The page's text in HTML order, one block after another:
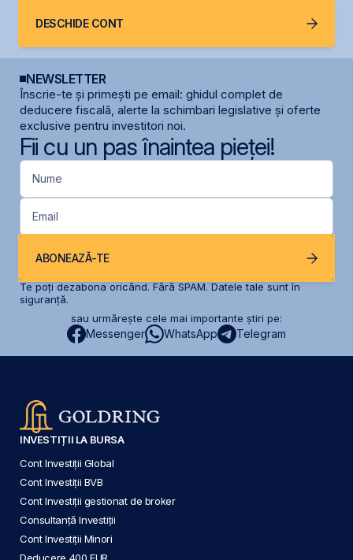
DESCHIDE CONT
NEWSLETTER
Înscrie-te și primești pe email: ghidul complet de
deducere fiscală, alerte la schimbari legislative și oferte
exclusive pentru investitori noi.
Fii cu un pas înaintea pieței!
Nume
Email
ABONEAZĂ-TE
Te poți dezabona oricând. Fără SPAM. Datele tale sunt în
siguranță.
sau urmărește cele mai importante știri pe:
Messenger WhatsApp Telegram
INVESTIȚII LA BURSA
Cont Investiții Global
Cont Investiții BVB
Cont Investiții gestionat de broker
Consultanță Investiții
Cont Investiții Minori
Deducere 400 EUR